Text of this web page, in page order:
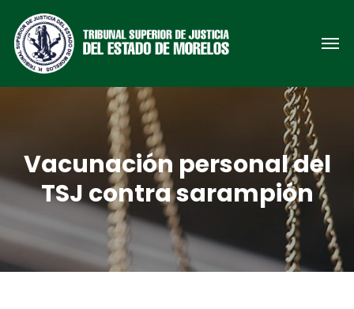
Vacunación personal del
TSJ contra sarampión